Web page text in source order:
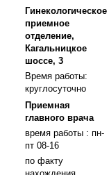
Гинекологическое
приемное
отделение,
Кагальницкое
шоссе, 3
Время работы:
круглосуточно
Приемная
главного врача
время работы : пн-
пт 08-16
по факту